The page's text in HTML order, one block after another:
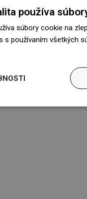
používa
súbory cookie na
s používaním všetkých